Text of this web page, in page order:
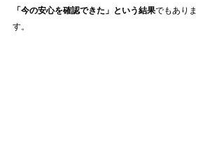
「今の安心を確認できた」という結果でもありま
す。